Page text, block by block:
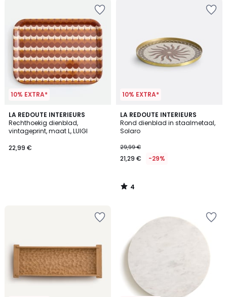
10% EXTRA*
LA REDOUTE INTERIEURS
Rechthoekig dienblad,
vintageprint, maat L, LUIGI
22,99 €
10% EXTRA*
LA REDOUTE INTERIEURS
Rond dienblad in staalmetaal,
Solaro
29,99 €
21,29 € -29%
4
/
5
4
/